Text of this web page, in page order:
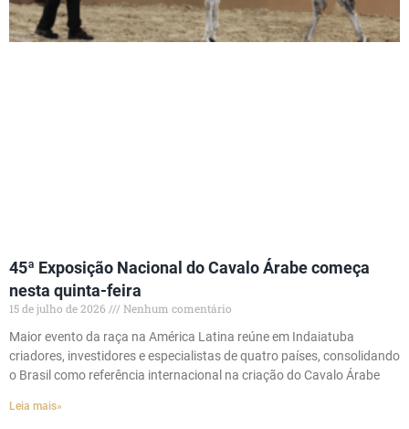
45ª Exposição Nacional do Cavalo Árabe começa
nesta quinta-feira
15 de julho de 2026
Nenhum comentário
Maior evento da raça na América Latina reúne em Indaiatuba
criadores, investidores e especialistas de quatro países, consolidando
o Brasil como referência internacional na criação do Cavalo Árabe
Leia mais»